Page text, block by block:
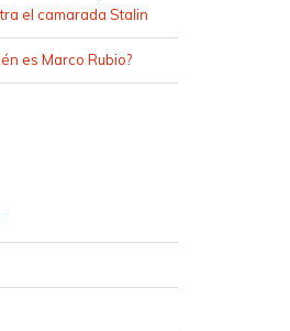
el camarada Stalin
es Marco Rubio?